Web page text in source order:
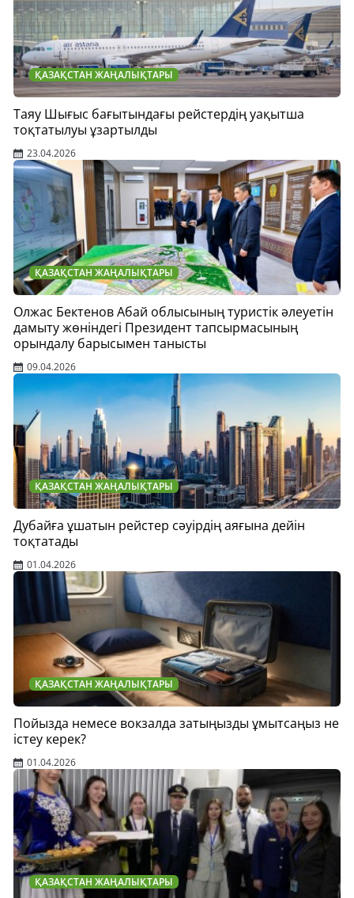
ҚАЗАҚСТАН ЖАҢАЛЫҚТАРЫ
Таяу Шығыс бағытындағы рейстердің уақытша
тоқтатылуы ұзартылды
23.04.2026
ҚАЗАҚСТАН ЖАҢАЛЫҚТАРЫ
Олжас Бектенов Абай облысының туристік әлеуетін
дамыту жөніндегі Президент тапсырмасының
орындалу барысымен танысты
09.04.2026
ҚАЗАҚСТАН ЖАҢАЛЫҚТАРЫ
Дубайға ұшатын рейстер сәуірдің аяғына дейін
тоқтатады
01.04.2026
ҚАЗАҚСТАН ЖАҢАЛЫҚТАРЫ
Пойызда немесе вокзалда затыңызды ұмытсаңыз не
істеу керек?
01.04.2026
ҚАЗАҚСТАН ЖАҢАЛЫҚТАРЫ